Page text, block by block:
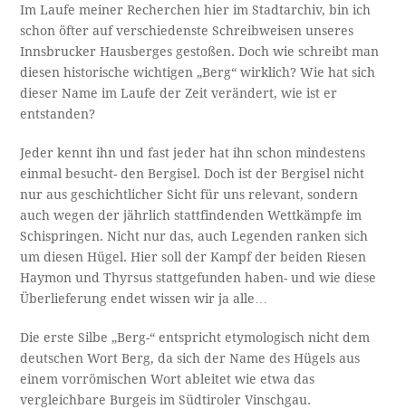
Im Laufe meiner Recherchen hier im Stadtarchiv, bin ich
schon öfter auf verschiedenste Schreibweisen unseres
Innsbrucker Hausberges gestoßen. Doch wie schreibt man
diesen historische wichtigen „Berg“ wirklich? Wie hat sich
dieser Name im Laufe der Zeit verändert, wie ist er
entstanden?
Jeder kennt ihn und fast jeder hat ihn schon mindestens
einmal besucht- den Bergisel. Doch ist der Bergisel nicht
nur aus geschichtlicher Sicht für uns relevant, sondern
auch wegen der jährlich stattfindenden Wettkämpfe im
Schispringen. Nicht nur das, auch Legenden ranken sich
um diesen Hügel. Hier soll der Kampf der beiden Riesen
Haymon und Thyrsus stattgefunden haben- und wie diese
Überlieferung endet wissen wir ja alle…
Die erste Silbe „Berg-“ entspricht etymologisch nicht dem
deutschen Wort Berg, da sich der Name des Hügels aus
einem vorrömischen Wort ableitet wie etwa das
vergleichbare Burgeis im Südtiroler Vinschgau.